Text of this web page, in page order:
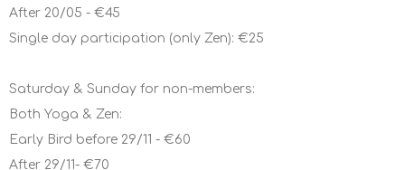
After 20/05 - €45
Single day participation (only Zen): €25
Saturday & Sunday for non-members:
Both Yoga & Zen:
Early Bird before 29/11 - €60
After 29/11- €70